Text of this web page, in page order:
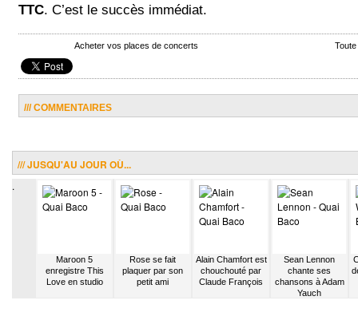
TTC. C’est le succès immédiat.
Acheter vos places de concerts
/// COMMENTAIRES
/// JUSQU'AU JOUR OÙ...
.
Maroon 5
enregistre This
Love en studio
Rose se fait
plaquer par son
petit ami
Alain Chamfort est
chouchouté par
Claude François
Sean Lennon
chante ses
chansons à Adam
Yauch